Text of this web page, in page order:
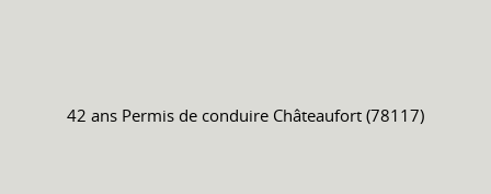
42 ans Permis de conduire Châteaufort (78117)